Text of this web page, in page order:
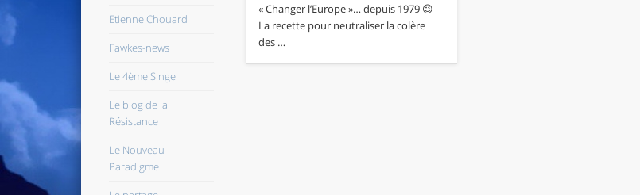
« Changer l’Europe »… depuis 1979 😉
La recette pour neutraliser la colère
des …
Etienne Chouard
Fawkes-news
Le 4ème Singe
Le blog de la
Résistance
Le Nouveau
Paradigme